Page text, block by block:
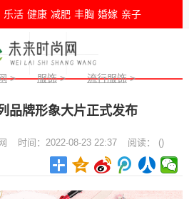
乐活 健康 减肥 丰胸 婚嫁 亲子
> 服饰> 流行服饰>
品牌形象大片正式发布
时间：2022-08-23 22:37 阅读： ()